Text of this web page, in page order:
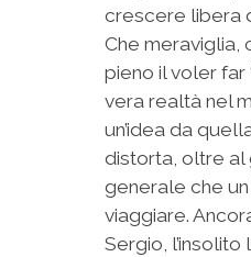
crescere libera
Che meraviglia,
pieno il voler far
vera realtà nel
un’idea da
distorta, oltre al
generale che
viaggiare.
Sergio,